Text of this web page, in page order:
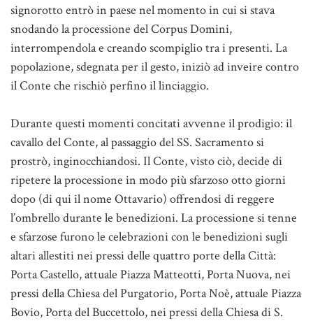
signorotto entrò in paese nel momento in cui si stava
snodando la processione del Corpus Domini,
interrompendola e creando scompiglio tra i presenti. La
popolazione, sdegnata per il gesto, iniziò ad inveire contro
il Conte che rischiò perfino il linciaggio.
Durante questi momenti concitati avvenne il prodigio: il
cavallo del Conte, al passaggio del SS. Sacramento si
prostrò, inginocchiandosi. Il Conte, visto ciò, decide di
ripetere la processione in modo più sfarzoso otto giorni
dopo (di qui il nome Ottavario) offrendosi di reggere
l’ombrello durante le benedizioni. La processione si tenne
e sfarzose furono le celebrazioni con le benedizioni sugli
altari allestiti nei pressi delle quattro porte della Città:
Porta Castello, attuale Piazza Matteotti, Porta Nuova, nei
pressi della Chiesa del Purgatorio, Porta Noè, attuale Piazza
Bovio, Porta del Buccettolo, nei pressi della Chiesa di S.